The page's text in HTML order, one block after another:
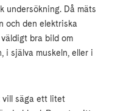
undersökning. Då mäts
och den elektriska
bra bild om
i själva muskeln, eller i
vill säga ett litet